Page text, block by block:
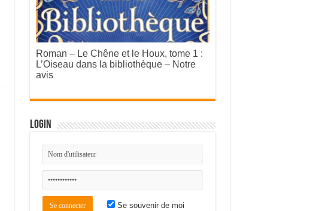
Roman – Le Chêne et le Houx, tome 1 :
L’Oiseau dans la bibliothèque – Notre
avis
Login
Se souvenir de moi